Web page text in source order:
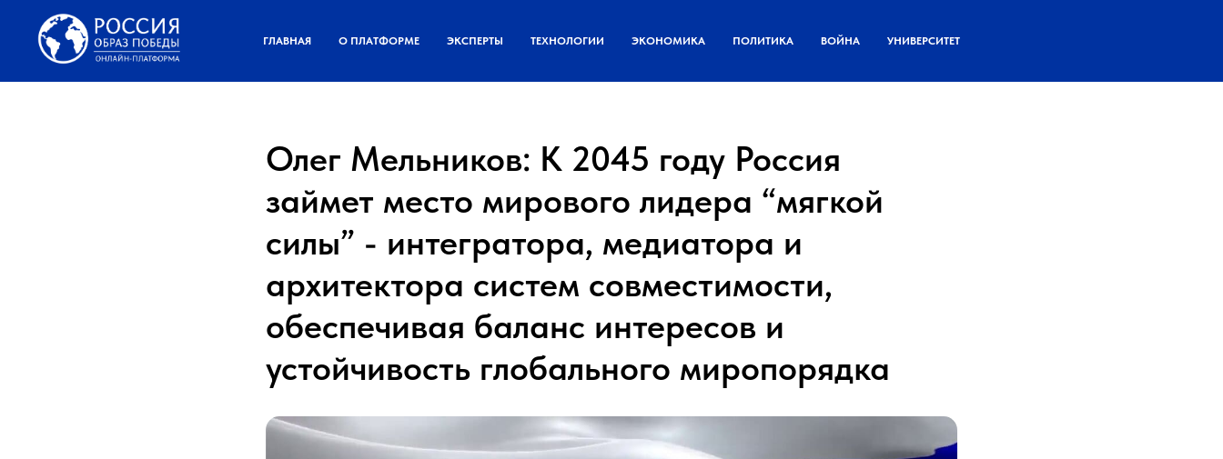
ГЛАВНАЯ О ПЛАТФОРМЕ ЭКСПЕРТЫ ТЕХНОЛОГИИ ЭКОНОМИКА ПОЛИТИКА ВОЙНА УНИВЕРСИТЕТ
Олег Мельников: К 2045 году Россия
займет место мирового лидера “мягкой
силы” - интегратора, медиатора и
архитектора систем совместимости,
обеспечивая баланс интересов и
устойчивость глобального миропорядка